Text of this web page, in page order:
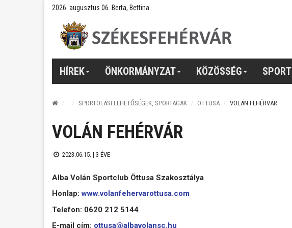
2026. augusztus 06. Berta, Bettina
HÍREK ÖNKORMÁNYZAT KÖZÖSSÉG SPORT
SPORTOLÁSI LEHETŐSÉGEK, SPORTÁGAK ÖTTUSA VOLÁN FEHÉRVÁR
VOLÁN FEHÉRVÁR
2023.06.15. | 3 ÉVE
Alba Volán Sportclub Öttusa Szakosztálya
Honlap:www.volanfehervarottusa.com
Telefon: 0620 212 5144
E-mail cím: ottusa@albavolansc.hu